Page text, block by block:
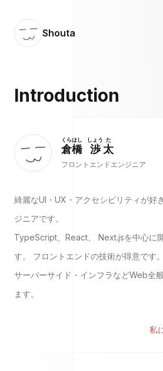
Shouta
Introduction
倉
くら
橋
はし
渉
しょう
太
た
フロントエンドエンジニア
綺麗なUI・UX・アクセシビリティが好
ジニアです。
TypeScript、React、 Next.jsを中心に
す。 フロントエンドの技術が得意です。
サーバーサイド・インフラなどWeb全
ます。
私